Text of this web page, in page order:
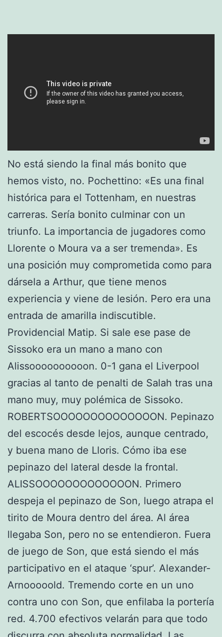
No está siendo la final más bonito que
hemos visto, no. Pochettino: «Es una final
histórica para el Tottenham, en nuestras
carreras. Sería bonito culminar con un
triunfo. La importancia de jugadores como
Llorente o Moura va a ser tremenda». Es
una posición muy comprometida como para
dársela a Arthur, que tiene menos
experiencia y viene de lesión. Pero era una
entrada de amarilla indiscutible.
Providencial Matip. Si sale ese pase de
Sissoko era un mano a mano con
Alissoooooooooon. 0-1 gana el Liverpool
gracias al tanto de penalti de Salah tras una
mano muy, muy polémica de Sissoko.
ROBERTSOOOOOOOOOOOOOON. Pepinazo
del escocés desde lejos, aunque centrado,
y buena mano de Lloris. Cómo iba ese
pepinazo del lateral desde la frontal.
ALISSOOOOOOOOOOOOON. Primero
despeja el pepinazo de Son, luego atrapa el
tirito de Moura dentro del área. Al área
llegaba Son, pero no se entendieron. Fuera
de juego de Son, que está siendo el más
participativo en el ataque ‘spur’. Alexander-
Arnooooold. Tremendo corte en un uno
contra uno con Son, que enfilaba la portería
red. 4.700 efectivos velarán para que todo